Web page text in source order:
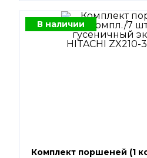
В наличии
Комплект поршеней (1